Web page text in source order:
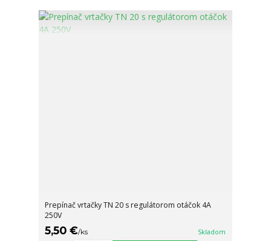
Prepínač vrtačky TN 20 s regulátorom otáčok 4A
250V
5,50 €/ks Skladom